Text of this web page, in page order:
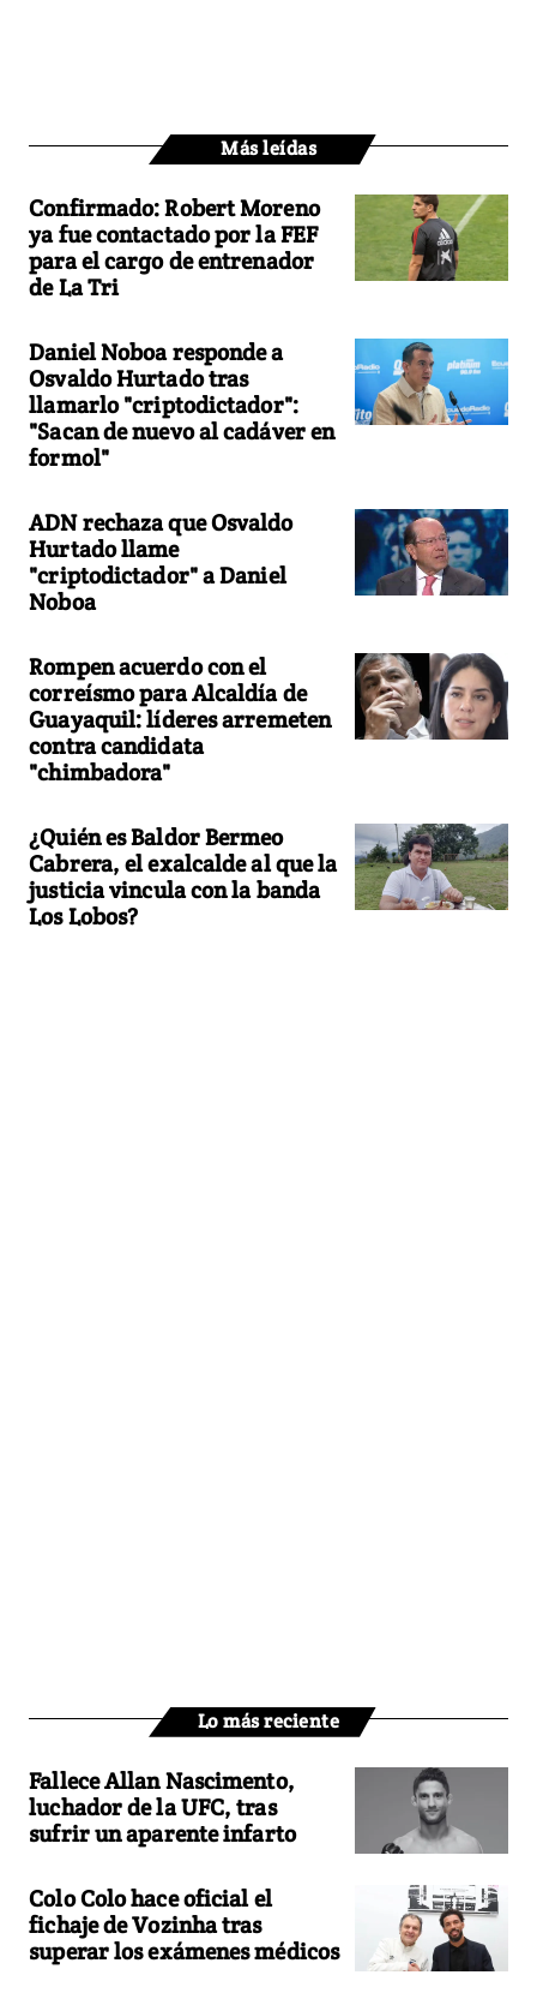
Más leídas
Confirmado: Robert Moreno
ya fue contactado por la FEF
para el cargo de entrenador
de La Tri
Daniel Noboa responde a
Osvaldo Hurtado tras
llamarlo "criptodictador":
"Sacan de nuevo al cadáver en
formol"
ADN rechaza que Osvaldo
Hurtado llame
"criptodictador" a Daniel
Noboa
Rompen acuerdo con el
correísmo para Alcaldía de
Guayaquil: líderes arremeten
contra candidata
"chimbadora"
¿Quién es Baldor Bermeo
Cabrera, el exalcalde al que la
justicia vincula con la banda
Los Lobos?
Lo más reciente
Fallece Allan Nascimento,
luchador de la UFC, tras
sufrir un aparente infarto
Colo Colo hace oficial el
fichaje de Vozinha tras
superar los exámenes médicos